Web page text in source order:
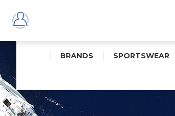
BRANDS SPORTSWEAR